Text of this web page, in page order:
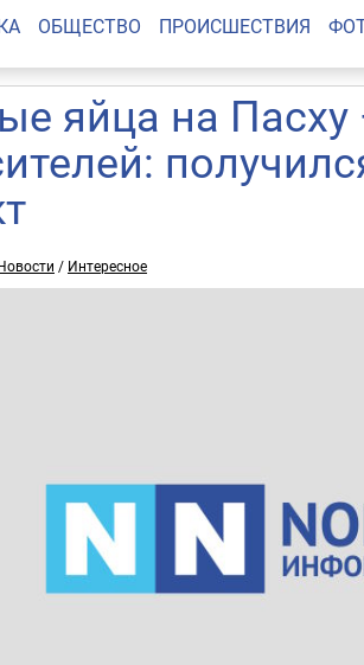
ОБЩЕСТВО ПРОИСШЕСТВИЯ
яйца на
/ Интересное